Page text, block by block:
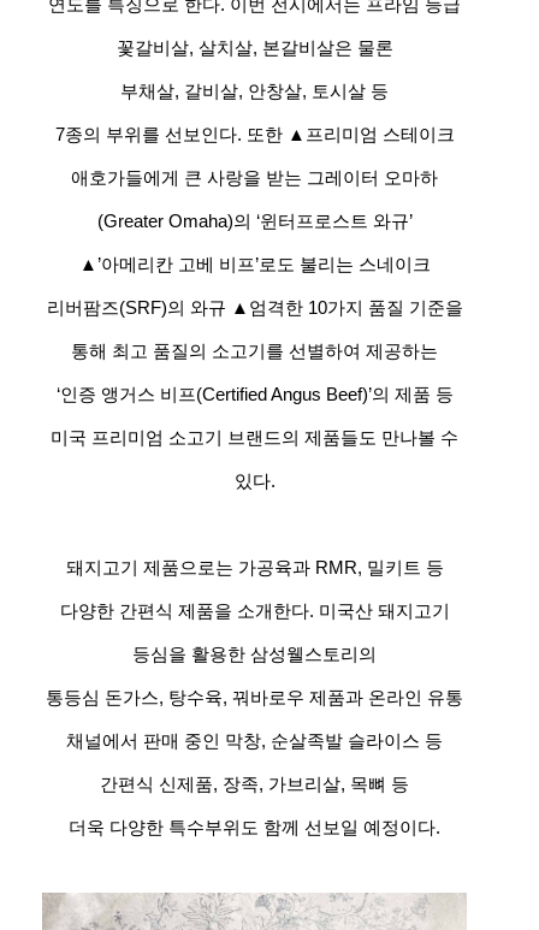
꽃갈비살, 살치살, 본갈비살은 물론
부채살, 갈비살, 안창살, 토시살 등
7종의 부위를 선보인다. 또한 ▲프리미엄 스테이크
애호가들에게 큰 사랑을 받는 그레이터 오마하
(Greater Omaha)의 ‘윈터프로스트 와규’
▲’아메리칸 고베 비프’로도 불리는 스네이크
리버팜즈(SRF)의 와규 ▲엄격한 10가지 품질 기준을
통해 최고 품질의 소고기를 선별하여 제공하는
‘인증 앵거스 비프(Certified Angus Beef)’의 제품 등
미국 프리미엄 소고기 브랜드의 제품들도 만나볼 수
있다.
돼지고기 제품으로는 가공육과 RMR, 밀키트 등
다양한 간편식 제품을 소개한다. 미국산 돼지고기
등심을 활용한 삼성웰스토리의
통등심 돈가스, 탕수육, 꿔바로우 제품과 온라인 유통
채널에서 판매 중인 막창, 순살족발 슬라이스 등
간편식 신제품, 장족, 가브리살, 목뼈 등
더욱 다양한 특수부위도 함께 선보일 예정이다.